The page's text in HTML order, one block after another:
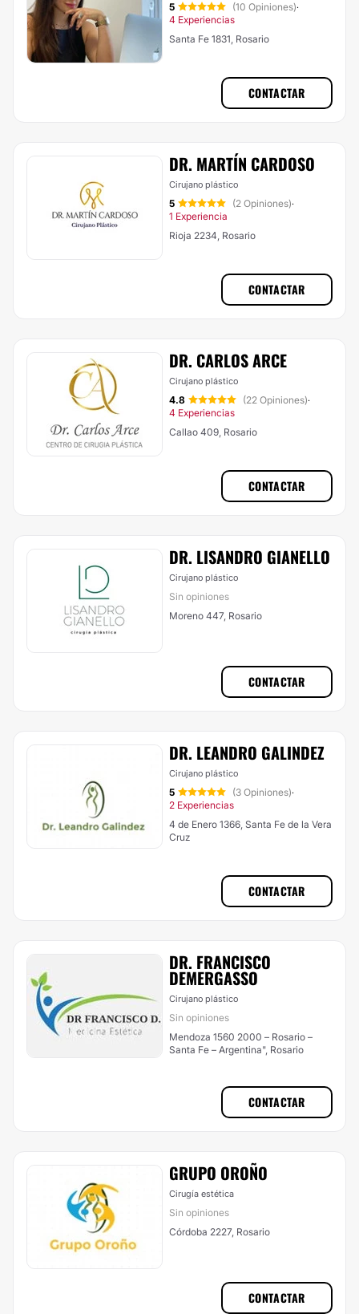
5 (10 Opiniones)·
4 Experiencias
Santa Fe 1831, Rosario
CONTACTAR
DR. MARTÍN CARDOSO
Cirujano plástico
5 (2 Opiniones)·
1 Experiencia
Rioja 2234, Rosario
CONTACTAR
DR. CARLOS ARCE
Cirujano plástico
4.8 (22 Opiniones)·
4 Experiencias
Callao 409, Rosario
CONTACTAR
DR. LISANDRO GIANELLO
Cirujano plástico
Sin opiniones
Moreno 447, Rosario
CONTACTAR
DR. LEANDRO GALINDEZ
Cirujano plástico
5 (3 Opiniones)·
2 Experiencias
4 de Enero 1366, Santa Fe de la Vera
Cruz
CONTACTAR
DR. FRANCISCO
DEMERGASSO
Cirujano plástico
Sin opiniones
Mendoza 1560 2000 – Rosario –
Santa Fe – Argentina", Rosario
CONTACTAR
GRUPO OROÑO
Cirugía estética
Sin opiniones
Córdoba 2227, Rosario
CONTACTAR